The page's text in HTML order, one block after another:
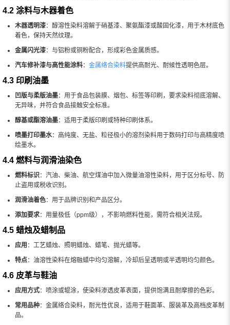
4.2 涂料与木器着色
木器透明漆：醇溶性染料溶解于硝基漆、聚氨酯漆或酸固化漆，用于木材底色
着色，保持天然纹理。
金属闪光漆：与铝粉或铜粉配合，形成彩色金属质感。
汽车修补漆与高性能涂料： 金属络合染料提供高耐光、耐候性透明色层。
4.3 印刷油墨
凹版与柔版油墨：用于食品包装膜、烟包、标签等印刷，要求染料彻底溶解、
无异味，并符合食品接触安全标准。
醇基或酯溶油墨：适用于柔版印刷或特种印刷体系。
喷墨打印墨水：高纯度、无盐、粒径极小的溶剂染料用于数码打印与高精度喷
绘墨水。
4.4 燃料与润滑油染色
燃料标识：汽油、柴油、航空煤油中加入微量油溶性染料，用于区分标号、防
止盗用或税收识别。
润滑油着色：用于品牌识别和产品区分。
添加要求：用量极低（ppm级），不影响燃料性能，需符合相关法规。
4.5 蜡烛及蜡制品
应用 ：工艺蜡烛、照明蜡烛、蜡笔、抛光蜡等。
特点：油溶性染料在熔融蜡中均匀溶解，冷却后呈透明或半透明均匀颜色。
4.6 皮革与鞋油
应用方式：喷涂或辊涂，使染料渗透皮革表面，提供饱满且耐摩擦的色彩。
常用品种：金属络合染料，耐光性优良，适用于鞋面革、服装革及高档皮革制
品。